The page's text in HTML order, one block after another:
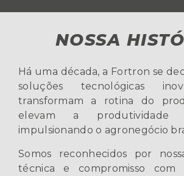
NOSSA
Há uma década, a Fortron se
soluções tecnológicas
transformam a rotina do
elevam a produtividade
impulsionando o agronegócio
Somos reconhecidos por
técnica e compromisso com